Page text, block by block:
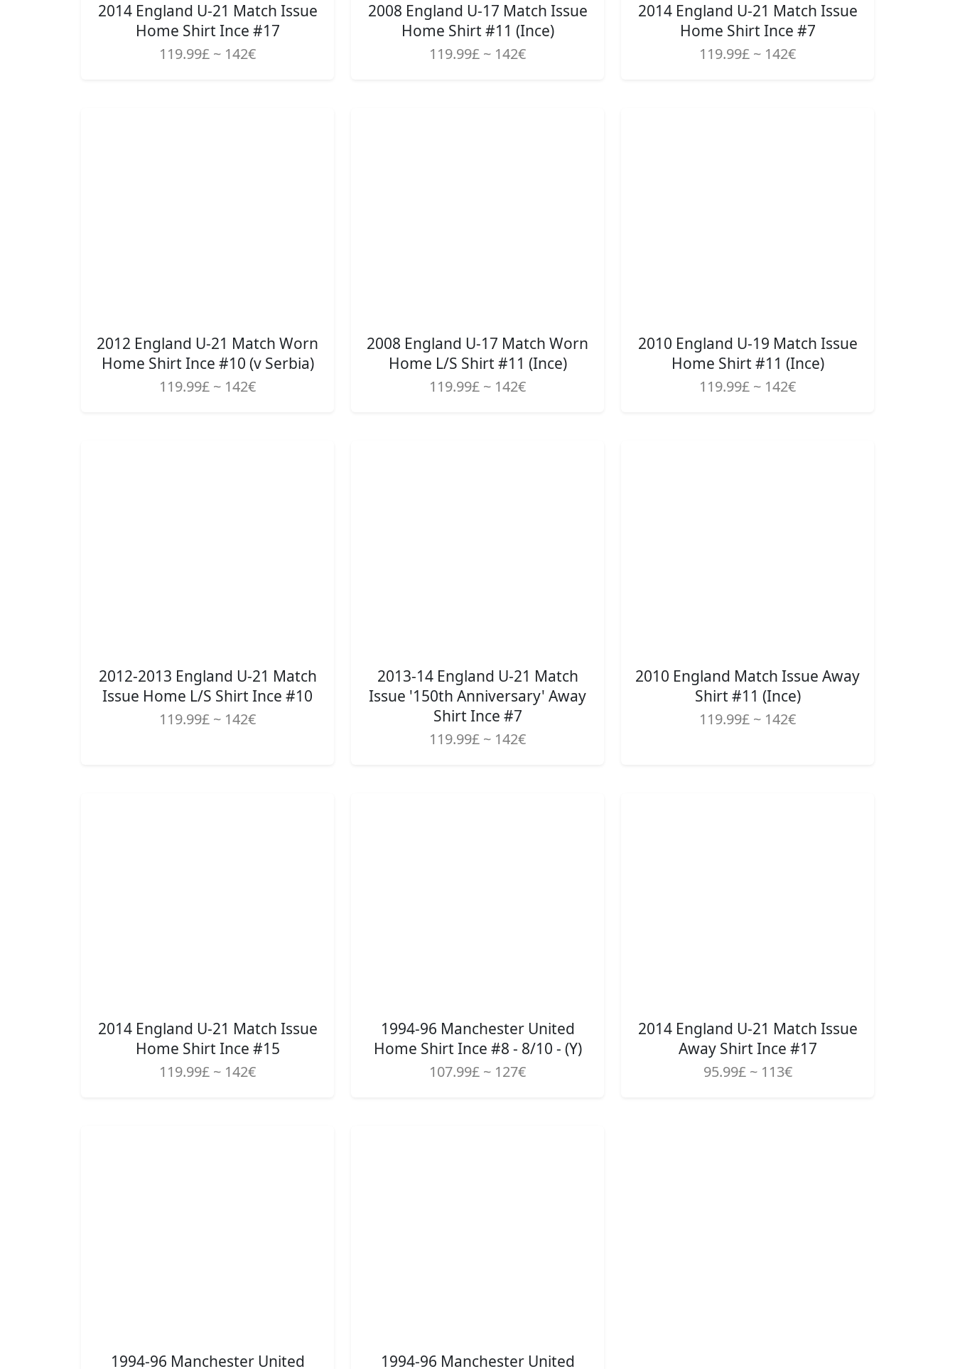
2014 England U-21 Match Issue
Home Shirt Ince #17
119.99£ ~ 142€
2008 England U-17 Match Issue
Home Shirt #11 (Ince)
119.99£ ~ 142€
2014 England U-21 Match Issue
Home Shirt Ince #7
119.99£ ~ 142€
2012 England U-21 Match Worn
Home Shirt Ince #10 (v Serbia)
119.99£ ~ 142€
2008 England U-17 Match Worn
Home L/S Shirt #11 (Ince)
119.99£ ~ 142€
2010 England U-19 Match Issue
Home Shirt #11 (Ince)
119.99£ ~ 142€
2012-2013 England U-21 Match
Issue Home L/S Shirt Ince #10
119.99£ ~ 142€
2013-14 England U-21 Match
Issue '150th Anniversary' Away
Shirt Ince #7
119.99£ ~ 142€
2010 England Match Issue Away
Shirt #11 (Ince)
119.99£ ~ 142€
2014 England U-21 Match Issue
Home Shirt Ince #15
119.99£ ~ 142€
1994-96 Manchester United
Home Shirt Ince #8 - 8/10 - (Y)
107.99£ ~ 127€
2014 England U-21 Match Issue
Away Shirt Ince #17
95.99£ ~ 113€
1994-96 Manchester United 1994-96 Manchester United